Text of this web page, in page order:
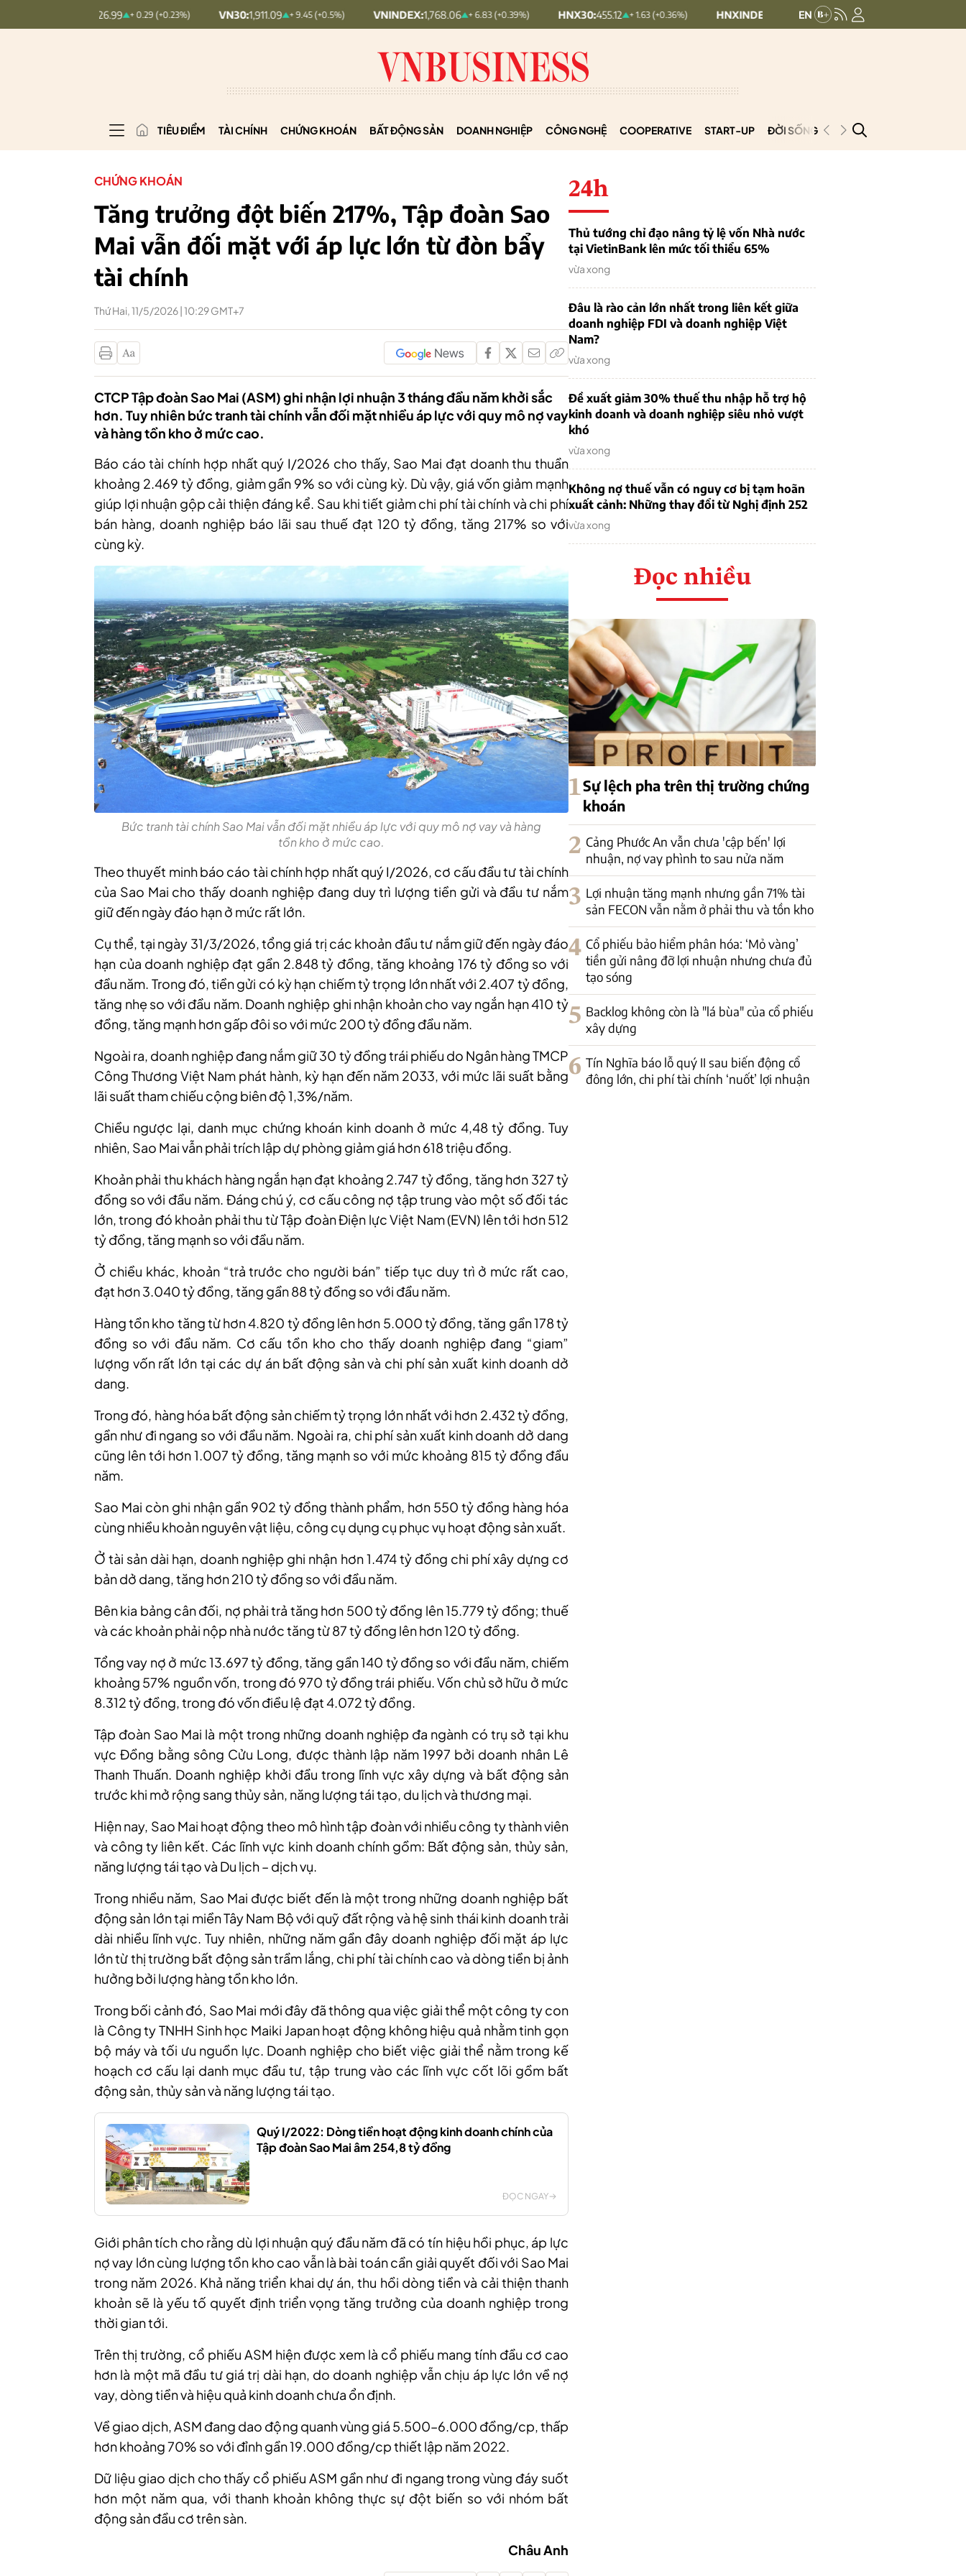
+ 0.29 (+0.23%) VN30: 1,911.09 + 9.45 (+0.5%) VNINDEX: 1,768.06 + 6.83 (+0.39%) HNX30: 455.12 + 1.63 (+0.36%) HNXINDEX:293.44 + 0.25 (+0.09%) UPCOMINDEX:
TIÊU ĐIỂM TÀI CHÍNH CHỨNG KHOÁN BẤT ĐỘNG SẢN DOANH NGHIỆP CÔNG NGHỆ COOPERATIVE START-UP ĐỜI SỐNG PODCAST
CHỨNG KHOÁN
Tăng trưởng đột biến 217%, Tập đoàn Sao
Mai vẫn đối mặt với áp lực lớn từ đòn bẩy
tài chính
Thứ Hai, 11/5/2026 | 10:29 GMT+7
CTCP Tập đoàn Sao Mai (ASM) ghi nhận lợi nhuận 3 tháng đầu năm khởi sắc
hơn. Tuy nhiên bức tranh tài chính vẫn đối mặt nhiều áp lực với quy mô nợ vay
và hàng tồn kho ở mức cao.
Báo cáo tài chính hợp nhất quý I/2026 cho thấy, Sao Mai đạt doanh thu thuần
khoảng 2.469 tỷ đồng, giảm gần 9% so với cùng kỳ. Dù vậy, giá vốn giảm mạnh
giúp lợi nhuận gộp cải thiện đáng kể. Sau khi tiết giảm chi phí tài chính và chi phí
bán hàng, doanh nghiệp báo lãi sau thuế đạt 120 tỷ đồng, tăng 217% so với
cùng kỳ.
Bức tranh tài chính Sao Mai vẫn đối mặt nhiều áp lực với quy mô nợ vay và hàng
tồn kho ở mức cao.
Theo thuyết minh báo cáo tài chính hợp nhất quý I/2026, cơ cấu đầu tư tài chính
của Sao Mai cho thấy doanh nghiệp đang duy trì lượng tiền gửi và đầu tư nắm
giữ đến ngày đáo hạn ở mức rất lớn.
Cụ thể, tại ngày 31/3/2026, tổng giá trị các khoản đầu tư nắm giữ đến ngày đáo
hạn của doanh nghiệp đạt gần 2.848 tỷ đồng, tăng khoảng 176 tỷ đồng so với
đầu năm. Trong đó, tiền gửi có kỳ hạn chiếm tỷ trọng lớn nhất với 2.407 tỷ đồng,
tăng nhẹ so với đầu năm. Doanh nghiệp ghi nhận khoản cho vay ngắn hạn 410 tỷ
đồng, tăng mạnh hơn gấp đôi so với mức 200 tỷ đồng đầu năm.
Ngoài ra, doanhnghiệp đang nắm giữ 30 tỷ đồng trái phiếu do Ngân hàng TMCP
Công Thương Việt Nam phát hành, kỳ hạn đến năm 2033, với mức lãi suất bằng
lãi suất tham chiếu cộng biên độ 1,3%/năm.
Chiều ngược lại, danh mục chứng khoán kinh doanh ở mức 4,48 tỷ đồng. Tuy
nhiên, Sao Maivẫn phải trích lập dự phòng giảm giá hơn 618 triệu đồng.
Khoản phải thu khách hàng ngắn hạn đạt khoảng 2.747 tỷ đồng, tăng hơn 327 tỷ
đồng so với đầu năm. Đáng chú ý, cơ cấu công nợ tập trung vào một số đối tác
lớn, trong đó khoản phải thu từ Tập đoàn Điện lực Việt Nam (EVN) lên tới hơn 512
tỷ đồng, tăng mạnh so với đầu năm.
Ở chiều khác, khoản “trả trước cho người bán” tiếp tục duy trì ở mức rất cao,
đạt hơn 3.040 tỷ đồng, tăng gần 88 tỷ đồng so với đầu năm.
Hàng tồn kho tăng từ hơn 4.820 tỷ đồng lên hơn 5.000 tỷ đồng, tăng gần 178 tỷ
đồng so với đầu năm. Cơ cấu tồn kho cho thấy doanh nghiệp đang “giam”
lượng vốn rất lớn tại các dự án bất động sản và chi phí sản xuất kinh doanh dở
dang.
Trong đó, hàng hóa bất động sản chiếm tỷ trọng lớn nhất với hơn 2.432 tỷ đồng,
gần như đi ngang so với đầu năm. Ngoài ra, chi phí sản xuất kinh doanh dở dang
cũng lên tới hơn 1.007 tỷ đồng, tăng mạnh so với mức khoảng 815 tỷ đồng đầu
năm.
Sao Mai còn ghi nhận gần 902 tỷ đồng thành phẩm, hơn 550 tỷ đồng hàng hóa
cùng nhiều khoản nguyên vật liệu, công cụ dụng cụ phục vụ hoạt động sản xuất.
Ở tài sản dài hạn, doanh nghiệp ghi nhận hơn 1.474 tỷ đồng chi phí xây dựng cơ
bản dở dang, tăng hơn 210 tỷ đồng so với đầu năm.
Bên kia bảng cân đối, nợ phải trả tăng hơn 500 tỷ đồng lên 15.779 tỷ đồng; thuế
và các khoản phải nộp nhà nước tăng từ 87 tỷ đồng lên hơn 120 tỷ đồng.
Tổng vay nợ ở mức 13.697 tỷ đồng, tăng gần 140 tỷ đồng so với đầu năm, chiếm
khoảng 57% nguồn vốn, trong đó 970 tỷ đồng trái phiếu. Vốn chủ sở hữu ở mức
8.312 tỷ đồng, trong đó vốn điều lệ đạt 4.072 tỷ đồng.
Tập đoàn Sao Mai là một trong những doanh nghiệp đa ngành có trụ sở tại khu
vực Đồng bằng sông Cửu Long, được thành lập năm 1997 bởi doanh nhân Lê
Thanh Thuấn. Doanh nghiệp khởi đầu trong lĩnh vực xây dựng và bất động sản
trước khi mở rộng sang thủy sản, năng lượng tái tạo, du lịch và thương mại.
Hiện nay, Sao Mai hoạt động theo mô hình tập đoàn với nhiều công ty thành viên
và công ty liên kết. Các lĩnh vực kinh doanh chính gồm: Bất động sản, thủy sản,
năng lượng tái tạo và Du lịch – dịch vụ.
Trong nhiều năm, Sao Mai được biết đến là một trong những doanh nghiệp bất
động sản lớn tại miền Tây Nam Bộ với quỹ đất rộng và hệ sinh thái kinh doanh trải
dài nhiều lĩnh vực. Tuy nhiên, những năm gần đây doanh nghiệp đối mặt áp lực
lớn từ thị trường bất động sản trầm lắng, chi phí tài chính cao và dòng tiền bị ảnh
hưởng bởi lượng hàng tồn kho lớn.
Trong bối cảnh đó, Sao Mai mới đây đã thông qua việc giải thể một công ty con
là Công ty TNHH Sinh học Maiki Japan hoạt động không hiệu quả nhằm tinh gọn
bộ máy và tối ưu nguồn lực. Doanh nghiệp cho biết việc giải thể nằm trong kế
hoạch cơ cấu lại danh mục đầu tư, tập trung vào các lĩnh vực cốt lõi gồm bất
động sản, thủy sản và năng lượng tái tạo.
Quý I/2022: Dòng tiền hoạt động kinh doanh chính của
Tập đoàn Sao Mai âm 254,8 tỷ đồng
ĐỌC NGAY
Giới phân tích cho rằng dù lợi nhuận quý đầu năm đã có tín hiệu hồi phục, áp lực
nợ vay lớn cùng lượng tồn kho cao vẫn là bài toán cần giải quyết đối với Sao Mai
trong năm 2026. Khả năng triển khai dự án, thu hồi dòng tiền và cải thiện thanh
khoản sẽ là yếu tố quyết định triển vọng tăng trưởng của doanh nghiệp trong
thời gian tới.
Trên thị trường, cổ phiếu ASM hiện được xem là cổ phiếu mang tính đầu cơ cao
hơn là một mã đầu tư giá trị dài hạn, do doanh nghiệp vẫn chịu áp lực lớn về nợ
vay, dòng tiền và hiệu quả kinh doanh chưa ổn định.
Về giao dịch, ASM đang dao động quanh vùng giá 5.500–6.000 đồng/cp, thấp
hơn khoảng 70% so với đỉnh gần 19.000 đồng/cp thiết lập năm 2022.
Dữ liệu giao dịch cho thấy cổ phiếu ASM gần như đi ngang trong vùng đáy suốt
hơn một năm qua, với thanh khoản không thực sự đột biến so với nhóm bất
động sản đầu cơ trên sàn.
Châu Anh
24h
Thủ tướng chỉ đạo nâng tỷ lệ vốn Nhà nước
tại VietinBank lên mức tối thiểu 65%
vừa xong
Đâu là rào cản lớn nhất trong liên kết giữa
doanh nghiệp FDI và doanh nghiệp Việt
Nam?
vừa xong
Đề xuất giảm 30% thuế thu nhập hỗ trợ hộ
kinh doanh và doanh nghiệp siêu nhỏ vượt
khó
vừa xong
Không nợ thuế vẫn có nguy cơ bị tạm hoãn
xuất cảnh: Những thay đổi từ Nghị định 252
vừa xong
Đọc nhiều
1Sự lệch pha trên thị trường chứng
khoán
2 Cảng Phước An vẫn chưa 'cập bến' lợi
nhuận, nợ vay phình to sau nửa năm
3 Lợi nhuận tăng mạnh nhưng gần 71% tài
sản FECON vẫn nằm ở phải thu và tồn kho
4 Cổ phiếu bảo hiểm phân hóa: ‘Mỏ vàng’
tiền gửi nâng đỡ lợi nhuận nhưng chưa đủ
tạo sóng
5 Backlog không còn là "lá bùa" của cổ phiếu
xây dựng
6 Tín Nghĩa báo lỗ quý II sau biến động cổ
đông lớn, chi phí tài chính ‘nuốt’ lợi nhuận